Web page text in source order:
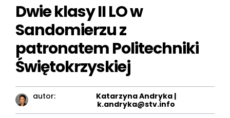
Dwie klasy II LO w
Sandomierzu z
patronatem Politechniki
Świętokrzyskiej
autor:
Katarzyna Andryka |
k.andryka@stv.info